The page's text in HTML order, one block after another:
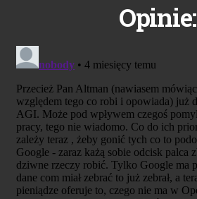
Opinie: